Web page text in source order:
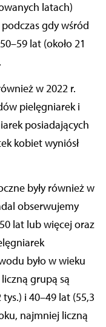
latach)
gdy wśród
lat (około 21
w 2022 r.
pielęgniarek i
posiadających
kobiet wyniósł
były również w
obserwujemy
lat lub więcej oraz
było w wieku
grupą są
i 40–49 lat (55,3
najmniej liczną